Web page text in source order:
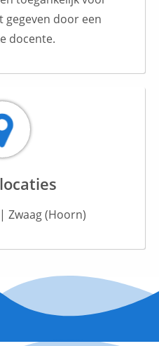
gegeven door een
docente.
Zwaag (Hoorn)